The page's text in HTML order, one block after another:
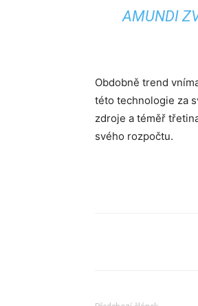
AMUNDI
Obdobně trend
této technologie za
zdroje a téměř
svého rozpočtu.